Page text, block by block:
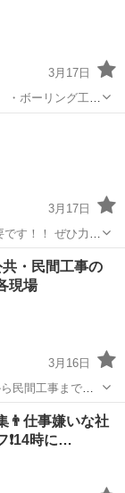
3月17日
、現場へ向かい
3月17日
ん！ 我々の仕事は
しております 仕
共・民間工事の
現場
3月16日
外構工事（土間
👨仕事嫌いな社
❗️14時に…